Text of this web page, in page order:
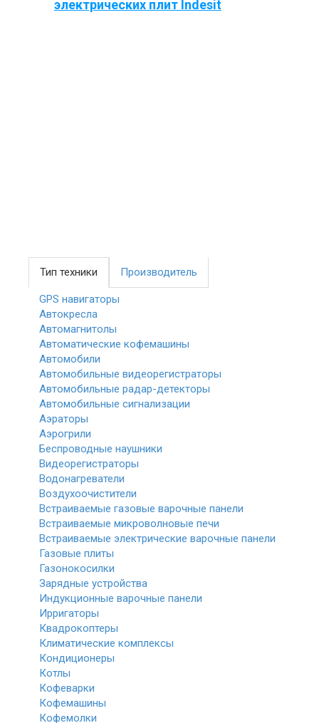
электрических плит Indesit
Тип техники Производитель
GPS навигаторы
Автокресла
Автомагнитолы
Автоматические кофемашины
Автомобили
Автомобильные видеорегистраторы
Автомобильные радар-детекторы
Автомобильные сигнализации
Аэраторы
Аэрогрили
Беспроводные наушники
Видеорегистраторы
Водонагреватели
Воздухоочистители
Встраиваемые газовые варочные панели
Встраиваемые микроволновые печи
Встраиваемые электрические варочные панели
Газовые плиты
Газонокосилки
Зарядные устройства
Индукционные варочные панели
Ирригаторы
Квадрокоптеры
Климатические комплексы
Кондиционеры
Котлы
Кофеварки
Кофемашины
Кофемолки